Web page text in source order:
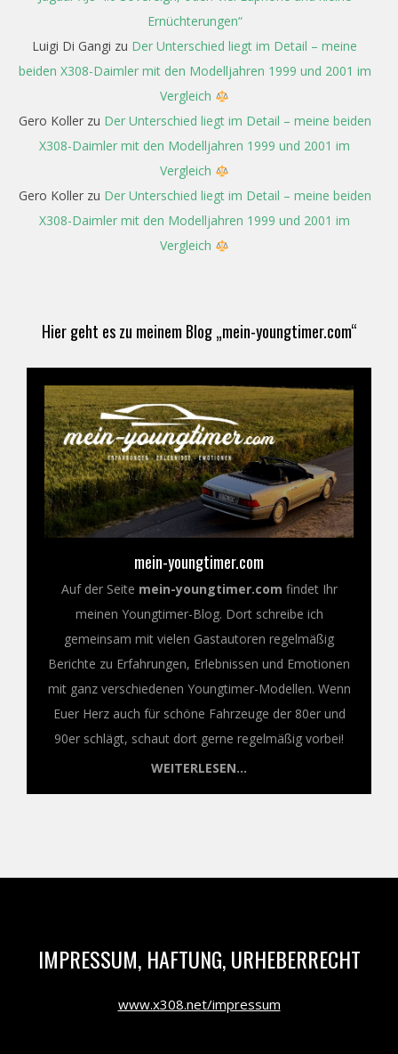
Ernüchterungen“
Luigi Di Gangi zu Der Unterschied liegt im Detail – meine
beiden X308-Daimler mit den Modelljahren 1999 und 2001 im
Vergleich
Gero Kollerzu Der Unterschied liegt im Detail – meine beiden
X308-Daimler mit den Modelljahren 1999 und 2001 im
Vergleich
Gero Kollerzu Der Unterschied liegt im Detail – meine beiden
X308-Daimler mit den Modelljahren 1999 und 2001 im
Vergleich
Hier geht es zu meinem Blog „mein-youngtimer.com“
mein-youngtimer.com
Auf der Seite mein-youngtimer.com findet Ihr
meinen Youngtimer-Blog. Dort schreibe ich
gemeinsam mit vielen Gastautoren regelmäßig
Berichte zu Erfahrungen, Erlebnissen und Emotionen
mit ganz verschiedenen Youngtimer-Modellen. Wenn
Euer Herz auch für schöne Fahrzeuge der 80er und
90er schlägt, schaut dort gerne regelmäßig vorbei!
WEITERLESEN...
IMPRESSUM, HAFTUNG, URHEBERRECHT
www.x308.net/impressum